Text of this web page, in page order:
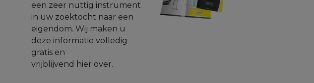
een zeer nuttig instrument
in uw zoektocht naar een
eigendom. Wij maken u
deze informatie volledig
gratis en
vrijblijvend hier over.